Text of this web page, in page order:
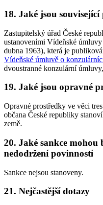
18. Jaké jsou související
Zastupitelský úřad České
ustanoveními Vídeňské
dubna 1963), která je
Vídeňské úmluvě o
dvoustranné konzulární
19. Jaké jsou opravné
Opravné prostředky ve věci
občana České republiky
země.
20. Jaké sankce
nedodržení povinností
Sankce nejsou stanoveny.
21. Nejčastější dotazy